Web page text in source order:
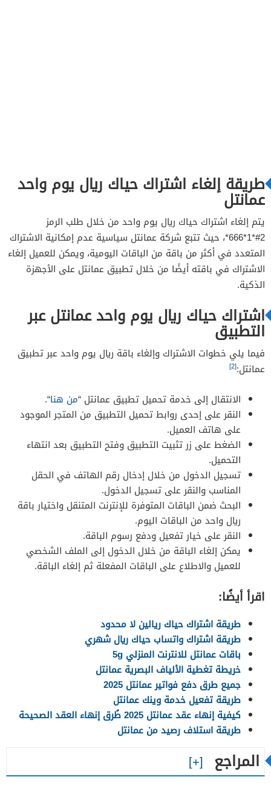
طريقة إلغاء اشتراك حياك ريال يوم واحد
عمانتل
يتم إلغاء اشتراك حياك ريال يوم واحد من خلال طلب الرمز
2#*1*666*، حيث تتبع شركة عمانتل سياسية عدم إمكانية الاشتراك
المتعدد في أكثر من باقة من الباقات اليومية، ويمكن للعميل إلغاء
الاشتراك في باقته أيضًا من خلال تطبيق عمانتل على الأجهزة
الذكية.
اشتراك حياك ريال يوم واحد عمانتل عبر
التطبيق
فيما يلي خطوات الاشتراك وإلغاء باقة ريال يوم واحد عبر تطبيق
عمانتل:[2]
الانتقال إلى خدمة تحميل تطبيق عمانتل “من هنا“.
النقر على إحدى روابط تحميل التطبيق من المتجر الموجود
على هاتف العميل.
الضغط على زر تثبيت التطبيق وفتح التطبيق بعد انتهاء
التحميل.
تسجيل الدخول من خلال إدخال رقم الهاتف في الحقل
المناسب والنقر على تسجيل الدخول.
البحث ضمن الباقات المتوفرة للإنترنت المتنقل واختيار باقة
ريال واحد من الباقات اليوم.
النقر على خيار تفعيل ودفع رسوم الباقة.
يمكن إلغاء الباقة من خلال الدخول إلى الملف الشخصي
للعميل والاطلاع على الباقات المفعلة ثم إلغاء الباقة.
اقرأ أيضًا:
طريقة اشتراك حياك ريالين لا محدود
طريقة اشتراك واتساب حياك ريال شهري
باقات عمانتل للانترنت المنزلي 5g
خريطة تغطية الألياف البصرية عمانتل
جميع طرق دفع فواتير عمانتل 2025
طريقة تفعيل خدمة وينك عمانتل
كيفية إنهاء عقد عمانتل 2025 طُرق إنهاء العقد الصحيحة
طريقة استلاف رصيد من عمانتل
المراجع